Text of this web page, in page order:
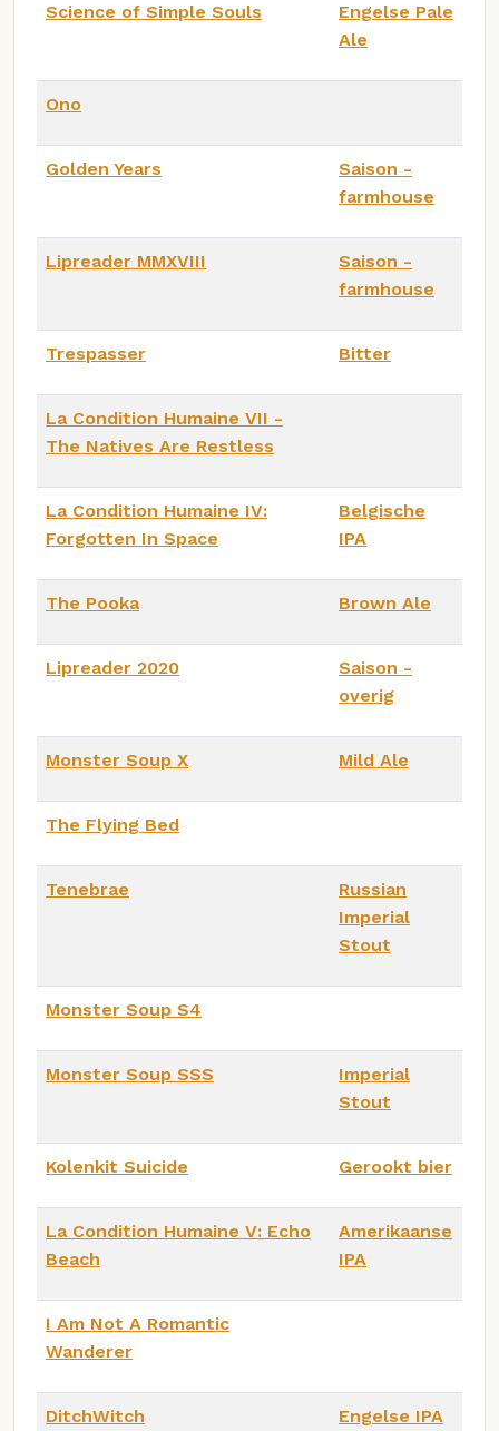
Science of Simple Souls
Engelse Pale
Ale
Ono
Golden Years
Saison -
farmhouse
Lipreader MMXVIII
Saison -
farmhouse
Trespasser Bitter
La Condition Humaine VII -
The Natives Are Restless
La Condition Humaine IV:
Forgotten In Space
Belgische
IPA
The Pooka Brown Ale
Lipreader 2020
Saison -
overig
Monster Soup X Mild Ale
The Flying Bed
Tenebrae
Russian
Imperial
Stout
Monster Soup S4
Monster Soup SSS
Imperial
Stout
Kolenkit Suicide Gerookt bier
La Condition Humaine V: Echo
Beach
Amerikaanse
IPA
I Am Not A Romantic
Wanderer
DitchWitch Engelse IPA